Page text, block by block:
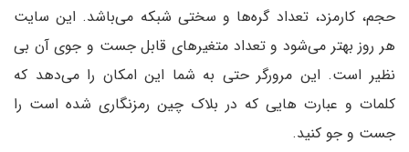
حجم، کارمزد، تعداد گره‌ها و سختی شبکه می‌باشد. این سایت
هر روز بهتر می‌شود و تعداد متغیرهای قابل جست و جوی آن بی
نظیر است. این مرورگر حتی به شما این امکان را می‌دهد که
کلمات و عبارت هایی که در بلاک چین رمزنگاری شده است را
جست و جو کنید.